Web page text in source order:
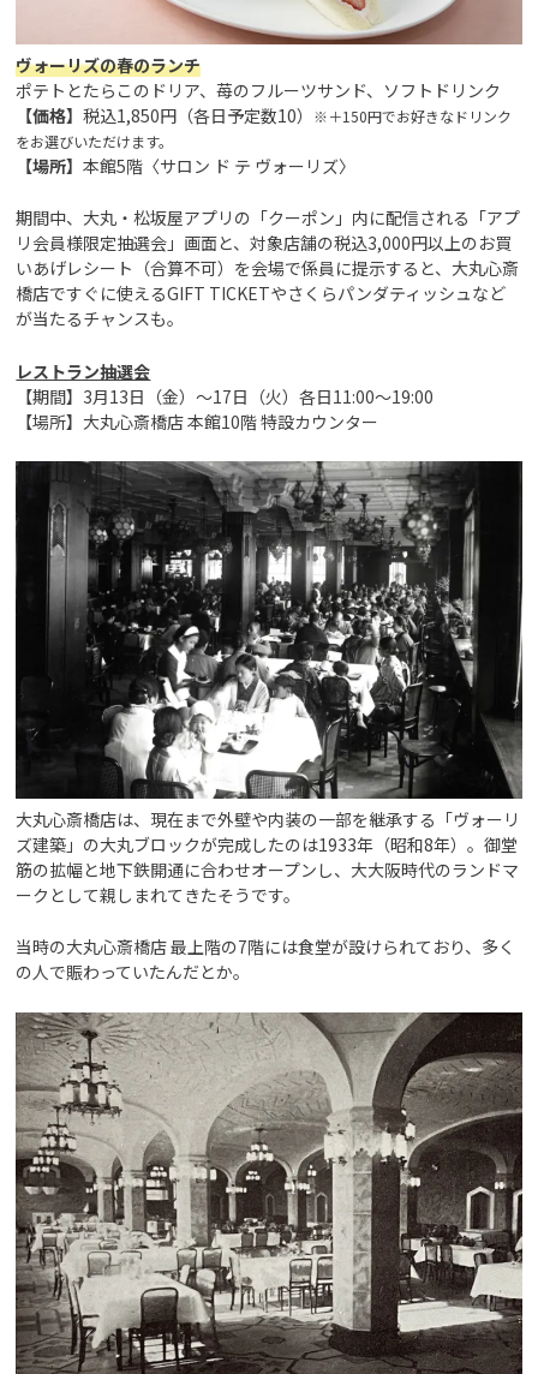
ヴォーリズの春のランチ
ポテトとたらこのドリア、苺のフルーツサンド、ソフトドリンク
【価格】税込1,850円（各日予定数10）
※＋150円でお好きなドリンク
をお選びいただけます。
【場所】本館5階〈サロン ド テ ヴォーリズ〉
期間中、大丸・松坂屋アプリの「クーポン」内に配信される「アプ
リ会員様限定抽選会」画面と、対象店舗の税込3,000円以上のお買
いあげレシート（合算不可）を会場で係員に提示すると、大丸心斎
橋店ですぐに使えるGIFT TICKETやさくらパンダティッシュなど
が当たるチャンスも。
レストラン抽選会
【期間】3月13日（金）～17日（火）各日11:00～19:00
【場所】大丸心斎橋店 本館10階 特設カウンター
大丸心斎橋店は、現在まで外壁や内装の一部を継承する「ヴォーリ
ズ建築」の大丸ブロックが完成したのは1933年（昭和8年）。御堂
筋の拡幅と地下鉄開通に合わせオープンし、大大阪時代のランドマ
ークとして親しまれてきたそうです。
当時の大丸心斎橋店 最上階の7階には食堂が設けられており、多く
の人で賑わっていたんだとか。